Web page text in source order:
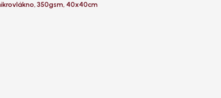
350gsm, 40x40cm